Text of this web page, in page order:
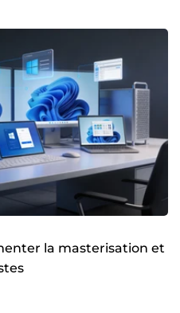
la masterisation et